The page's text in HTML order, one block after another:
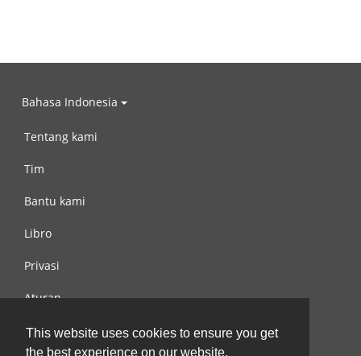
This website uses cookies to ensure you get
the best experience on our website.
Bahasa Indonesia
Tentang kami
Tim
Bantu kami
Libro
Privasi
Aturan
Hubungi kami